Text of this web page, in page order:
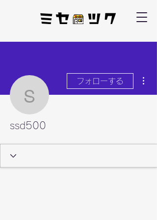
ssd500
フォローする
ssd500